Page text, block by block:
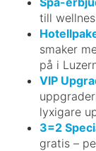
till
smaker
på i
VIP
lyxigare
3=2
gratis –